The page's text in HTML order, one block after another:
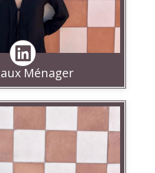
Ménager